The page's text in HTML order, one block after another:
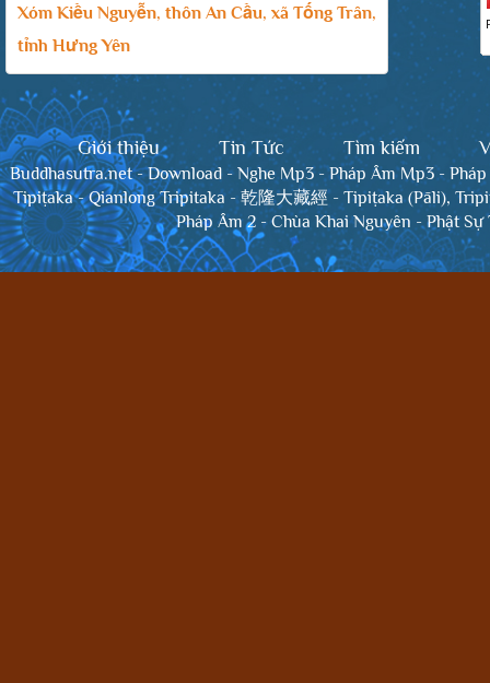
Xóm Kiều Nguyễn, thôn An Cầu, xã Tống Trân,
tỉnh Hưng Yên
Giới thiệu Tin Tức Tìm kiếm
Buddhasutra.net-Download - Nghe Mp3-Pháp Âm Mp3-
Tipiṭaka-Qianlong Tripitaka - 乾隆大藏經- Tipiṭaka (Pāli),
Pháp Âm 2 -Chùa Khai Nguyên -Phật Sự